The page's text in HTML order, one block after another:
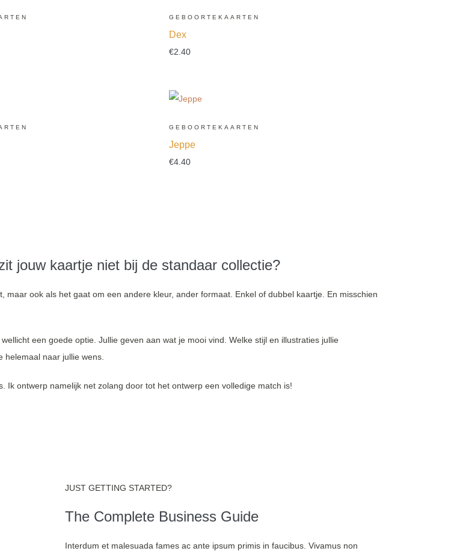
GEBOORTEKAARTEN
Dex
€2.40
GEBOORTEKAARTEN
Jeppe
€4.40
jouw kaartje niet bij de standaar collectie?
ook als het gaat om een andere kleur, ander formaat. Enkel of dubbel kaartje. En misschien
een goede optie. Jullie geven aan wat je mooi vind. Welke stijl en illustraties jullie
naar jullie wens.
ontwerp namelijk net zolang door tot het ontwerp een volledige match is!
Vivamus non erat in ipsum viverra tempus. Sed ac odio sit amet quam
JUST GETTING STARTED?
The Complete Business Guide
Interdum et malesuada fames ac ante ipsum primis in faucibus. Vivamus non